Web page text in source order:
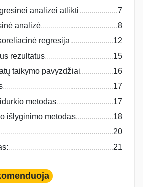
analizei atlikti
7
analizė
8
regresija
12
rezultatus
15
taikymo pavyzdžiai
16
17
metodas
17
išlyginimo metodas
18
20
21